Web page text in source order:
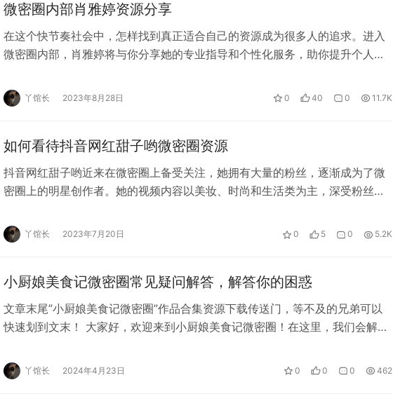
用、科学和有益的内容。只有这样，我们才能够真正地从网络资源中受益，获
微密圈内部肖雅婷资源分享
在这个快节奏社会中，怎样找到真正适合自己的资源成为很多人的追求。进入
微密圈内部，肖雅婷将与你分享她的专业指导和个性化服务，助你提升个人能
丫馆长 2023年8月28日 0 40 0 11.7K
如何看待抖音网红甜子哟微密圈资源
抖音网红甜子哟近来在微密圈上备受关注，她拥有大量的粉丝，逐渐成为了微
密圈上的明星创作者。她的视频内容以美妆、时尚和生活类为主，深受粉丝喜
丫馆长 2023年7月20日 0 5 0 5.2K
小厨娘美食记微密圈常见疑问解答，解答你的困惑
文章末尾”小厨娘美食记微密圈”作品合集资源下载传送门，等不及的兄弟可以
快速划到文末！ 大家好，欢迎来到小厨娘美食记微密圈！在这里，我们会解答
丫馆长 2024年4月23日 0 0 0 462